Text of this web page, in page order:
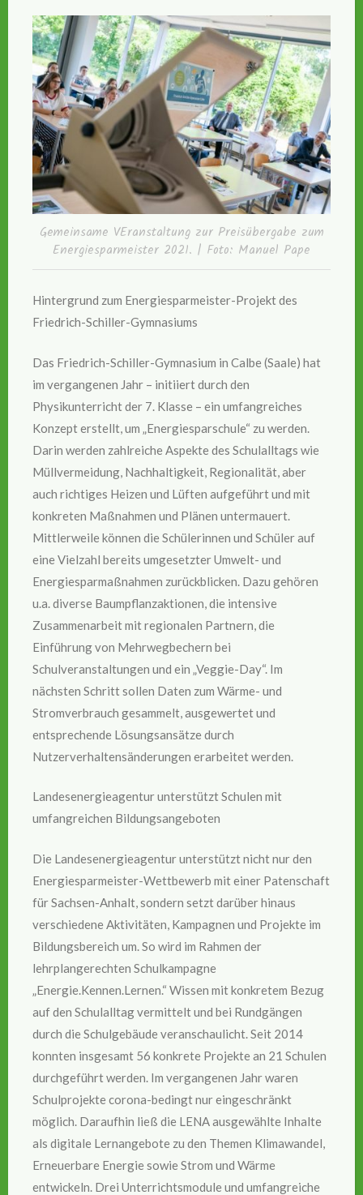
Gemeinsame VEranstaltung zur Preisübergabe zum
Energiesparmeister 2021. | Foto: Manuel Pape
Hintergrund zum Energiesparmeister-Projekt des
Friedrich-Schiller-Gymnasiums
Das Friedrich-Schiller-Gymnasium in Calbe (Saale) hat
im vergangenen Jahr – initiiert durch den
Physikunterricht der 7. Klasse – ein umfangreiches
Konzept erstellt, um „Energiesparschule“ zu werden.
Darin werden zahlreiche Aspekte des Schulalltags wie
Müllvermeidung, Nachhaltigkeit, Regionalität, aber
auch richtiges Heizen und Lüften aufgeführt und mit
konkreten Maßnahmen und Plänen untermauert.
Mittlerweile können die Schülerinnen und Schüler auf
eine Vielzahl bereits umgesetzter Umwelt- und
Energiesparmaßnahmen zurückblicken. Dazu gehören
u.a. diverse Baumpflanzaktionen, die intensive
Zusammenarbeit mit regionalen Partnern, die
Einführung von Mehrwegbechern bei
Schulveranstaltungen und ein „Veggie-Day“. Im
nächsten Schritt sollen Daten zum Wärme- und
Stromverbrauch gesammelt, ausgewertet und
entsprechende Lösungsansätze durch
Nutzerverhaltensänderungen erarbeitet werden.
Landesenergieagentur unterstützt Schulen mit
umfangreichen Bildungsangeboten
Die Landesenergieagentur unterstützt nicht nur den
Energiesparmeister-Wettbewerb mit einer Patenschaft
für Sachsen-Anhalt, sondern setzt darüber hinaus
verschiedene Aktivitäten, Kampagnen und Projekte im
Bildungsbereich um. So wird im Rahmen der
lehrplangerechten Schulkampagne
„Energie.Kennen.Lernen.“ Wissen mit konkretem Bezug
auf den Schulalltag vermittelt und bei Rundgängen
durch die Schulgebäude veranschaulicht. Seit 2014
konnten insgesamt 56 konkrete Projekte an 21 Schulen
durchgeführt werden. Im vergangenen Jahr waren
Schulprojekte corona-bedingt nur eingeschränkt
möglich. Daraufhin ließ die LENA ausgewählte Inhalte
als digitale Lernangebote zu den Themen Klimawandel,
Erneuerbare Energie sowie Strom und Wärme
entwickeln. Drei Unterrichtsmodule und umfangreiche